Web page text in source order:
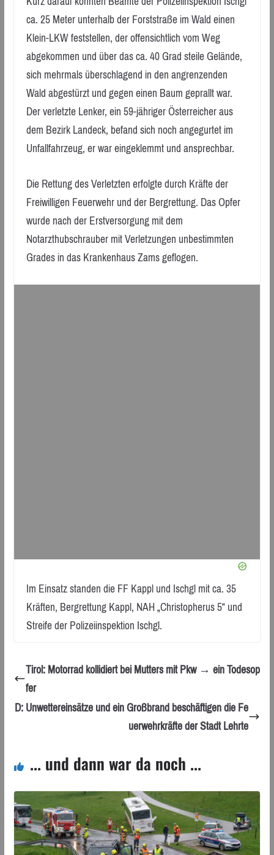
ca. 25 Meter unterhalb der Forststraße im Wald einen
Klein-LKW feststellen, der offensichtlich vom Weg
abgekommen und über das ca. 40 Grad steile Gelände,
sich mehrmals überschlagend in den angrenzenden
Wald abgestürzt und gegen einen Baum geprallt war.
Der verletzte Lenker, ein 59-jähriger Österreicher aus
dem Bezirk Landeck, befand sich noch angegurtet im
Unfallfahrzeug, er war eingeklemmt und ansprechbar.
Die Rettung des Verletzten erfolgte durch Kräfte der
Freiwilligen Feuerwehr und der Bergrettung. Das Opfer
wurde nach der Erstversorgung mit dem
Notarzthubschrauber mit Verletzungen unbestimmten
Grades in das Krankenhaus Zams geflogen.
Im Einsatz standen die FF Kappl und Ischgl mit ca. 35
Kräften, Bergrettung Kappl, NAH „Christopherus 5“ und
Streife der Polizeiinspektion Ischgl.
Tirol: Motorrad kollidiert bei Mutters mit Pkw → ein Todesop
fer
D: Unwettereinsätze und ein Großbrand beschäftigen die Fe
uerwehrkräfte der Stadt Lehrte
... und dann war da noch ...